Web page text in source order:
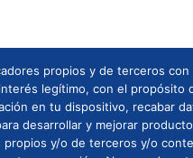
propios y de terceros con
legítimo, con el propósito
en tu dispositivo, recabar
desarrollar y mejorar
propios y/o de terceros y/o